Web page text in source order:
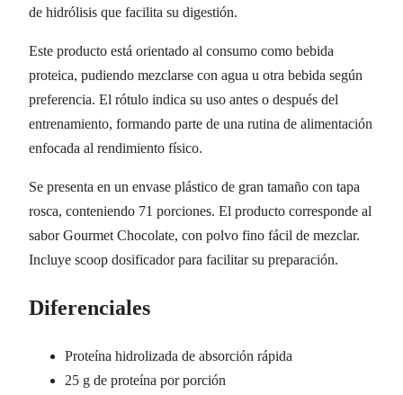
de hidrólisis que facilita su digestión.
Este producto está orientado al consumo como bebida
proteica, pudiendo mezclarse con agua u otra bebida según
preferencia. El rótulo indica su uso antes o después del
entrenamiento, formando parte de una rutina de alimentación
enfocada al rendimiento físico.
Se presenta en un envase plástico de gran tamaño con tapa
rosca, conteniendo 71 porciones. El producto corresponde al
sabor Gourmet Chocolate, con polvo fino fácil de mezclar.
Incluye scoop dosificador para facilitar su preparación.
Diferenciales
Proteína hidrolizada de absorción rápida
25 g de proteína por porción